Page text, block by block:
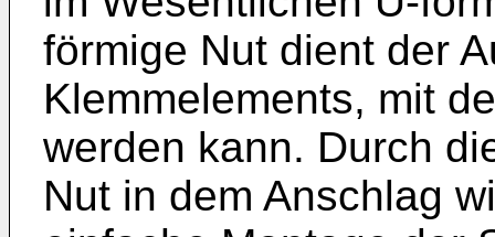
förmige Nut dient der
Klemmelements, mit
werden kann. Durch
Nut in dem Anschlag